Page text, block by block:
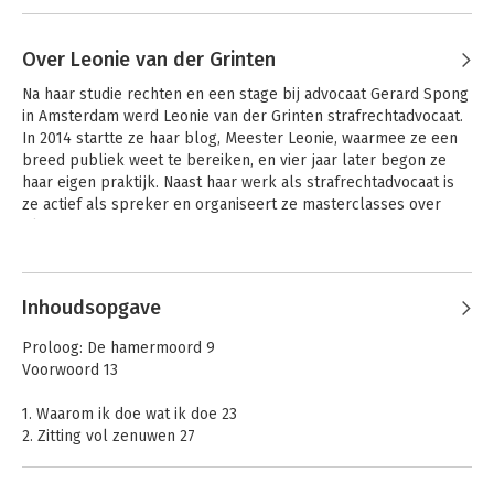
Over Leonie van der Grinten
Na haar studie rechten en een stage bij advocaat Gerard Spong
in Amsterdam werd Leonie van der Grinten strafrechtadvocaat.
In 2014 startte ze haar blog, Meester Leonie, waarmee ze een
breed publiek weet te bereiken, en vier jaar later begon ze
haar eigen praktijk. Naast haar werk als strafrechtadvocaat is
ze actief als spreker en organiseert ze masterclasses over
Inhoudsopgave
Proloog: De hamermoord 9
Voorwoord 13
1. Waarom ik doe wat ik doe 23
2. Zitting vol zenuwen 27